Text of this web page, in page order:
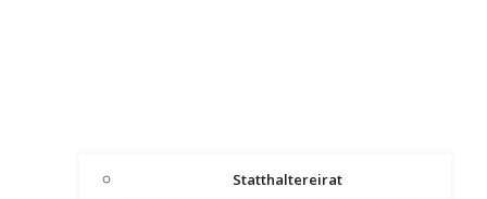
Statthaltereirat